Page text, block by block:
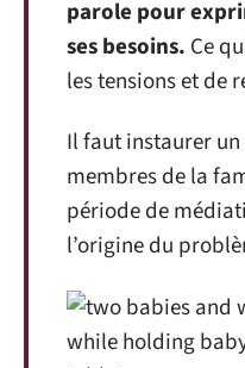
parole pour
ses besoins. Ce
les tensions et de
Il faut instaurer
membres de la
période de
l’origine du